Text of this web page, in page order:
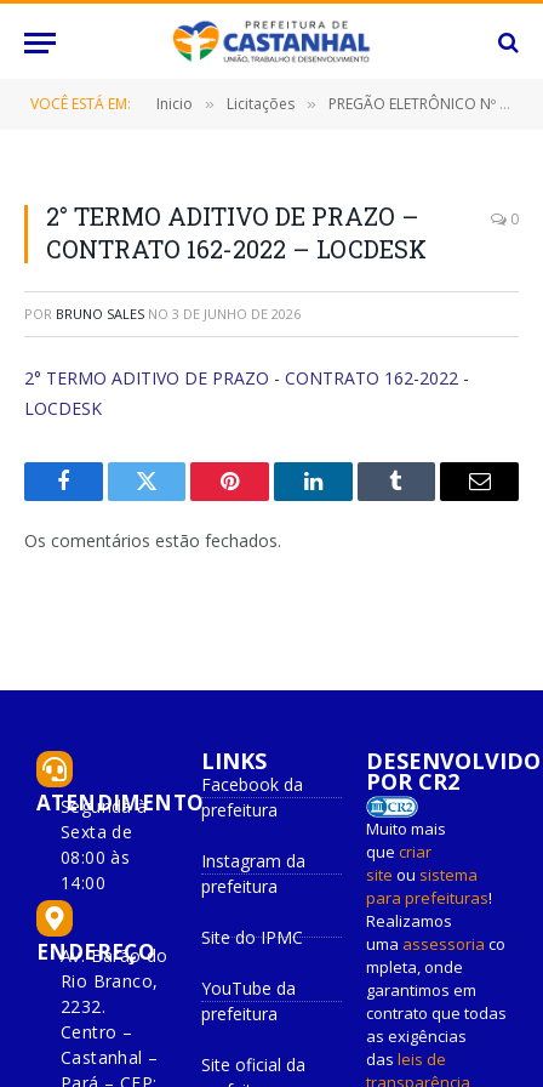
VOCÊ ESTÁ EM: Inicio » Licitações » PREGÃO ELETRÔNICO Nº 029/2022-SRP (FORNECIMENTO DE SOLUÇÃO DE OUTSOURCING DE TECNOLOGIA DA INFORMAÇÃO/TI)
2° TERMO ADITIVO DE PRAZO –
CONTRATO 162-2022 – LOCDESK
0
POR BRUNO SALES NO 3 DE JUNHO DE 2026
2° TERMO ADITIVO DE PRAZO - CONTRATO 162-2022 -
LOCDESK
FacebookTwitter Pinterest O
Tumblr
E-
Os comentários estão fechados.
ATENDIMENTO
Segunda à
Sexta de
08:00 às
14:00
ENDEREÇO
Av. Barão do
Rio Branco,
2232.
Centro –
Castanhal –
LINKS
Facebook da
prefeitura
Instagram da
prefeitura
Site do IPMC
YouTube da
prefeitura
Site oficial da
DESENVOLVIDO
POR CR2
Muito mais
que criar
site ou sistema
para prefeituras!
Realizamos
uma assessoria co
mpleta, onde
garantimos em
contrato que todas
as exigências
das leis de